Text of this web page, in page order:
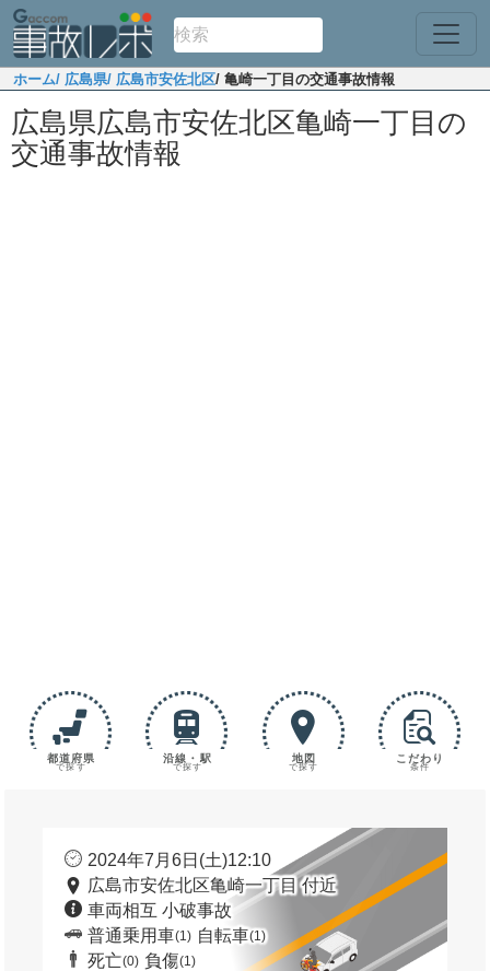
ホーム/ 広島県/ 広島市安佐北区/ 亀崎一丁目の交通事故情報
広島県広島市安佐北区亀崎一丁目の
交通事故情報
都道府県
で探す
沿線・駅
で探す
地図
で探す
こだわり
条件
2024年7月6日(土)12:10
広島市安佐北区亀崎一丁目 付近
車両相互 小破事故
普通乗用車(1) 自転車(1)
死亡(0) 負傷(1)